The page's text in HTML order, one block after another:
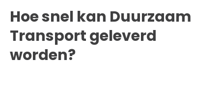
Hoe snel kan Duurzaam
Transport geleverd
worden?